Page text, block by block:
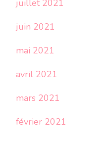
juillet 2021
juin 2021
mai 2021
avril 2021
mars 2021
février 2021